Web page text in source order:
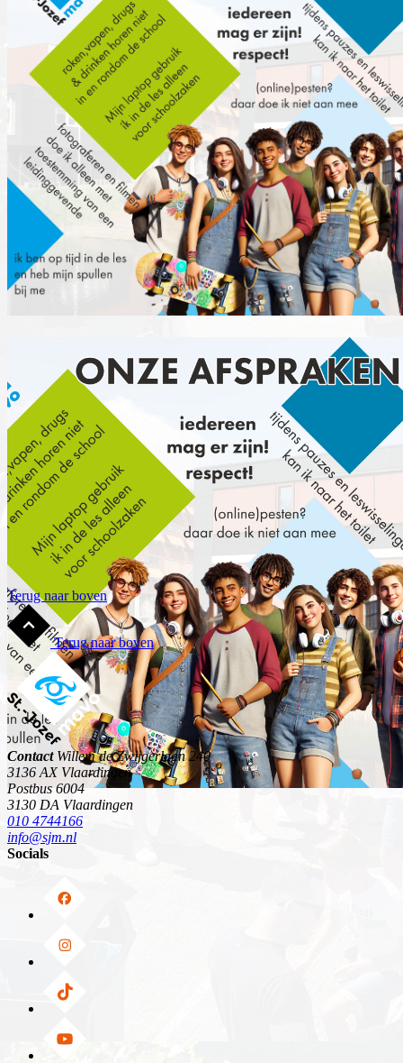
Terug naar boven
Terug naar boven
ContactWillem de Zwijgerlaan 240
3136 AX Vlaardingen
Postbus 6004
3130 DA Vlaardingen
010 4744166
info@sjm.nl
Socials